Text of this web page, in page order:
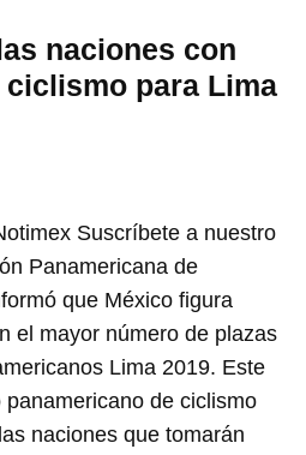
naciones con
ciclismo para Lima
Suscríbete a nuestro
Panamericana de
que México figura
el mayor número de plazas
Lima 2019. Este
de ciclismo
naciones que tomarán